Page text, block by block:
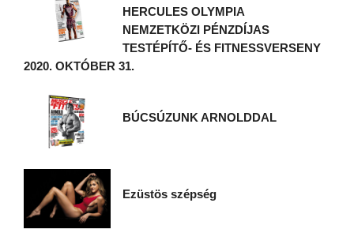
HERCULES OLYMPIA
NEMZETKÖZI PÉNZDÍJAS
TESTÉPÍTŐ- ÉS FITNESSVERSENY
2020. OKTÓBER 31.
BÚCSÚZUNK ARNOLDDAL
Ezüstös szépség